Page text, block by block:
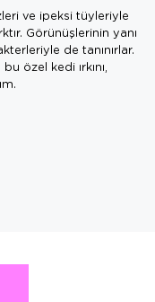
ve ipeksi tüyleriyle
Görünüşlerinin yanı
de tanınırlar.
özel kedi ırkını,